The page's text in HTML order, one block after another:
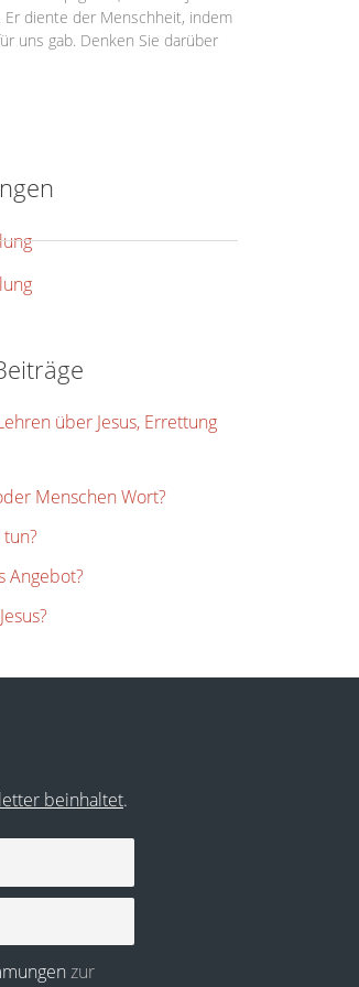
Er diente der Menschheit, indem
uns gab. Denken Sie darüber
über Jesus, Errettung
Menschen Wort?
Angebot?
beinhaltet.
zur